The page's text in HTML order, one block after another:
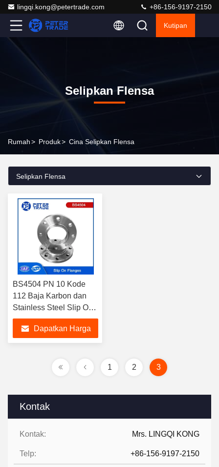
lingqi.kong@petertrade.com +86-156-9197-2150
Kutipan
Selipkan Flensa
Rumah> Produk> Cina Selipkan Flensa
Kontak
Kontak: Mrs. LINGQI KONG
Telp: +86-156-9197-2150
Selipkan Flensa
BS4504 PN 10 Kode
112 Baja Karbon dan
Stainless Steel Slip On
Flensa SORF untuk
Keperluan Industri
Dapatkan Harga
1 2 3